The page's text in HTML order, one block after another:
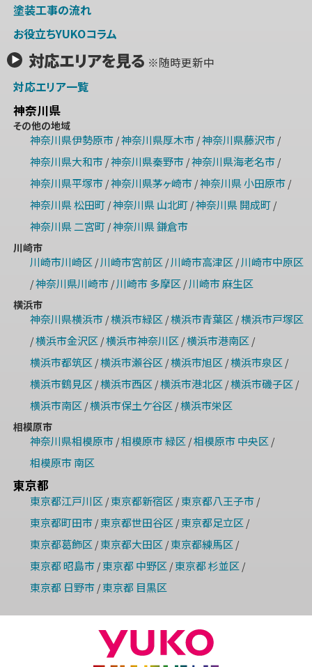
塗装工事の流れ
お役立ちYUKOコラム
対応エリアを見る ※随時更新中
対応エリア一覧
神奈川県
その他の地域
神奈川県伊勢原市/神奈川県厚木市/神奈川県藤沢市/
神奈川県大和市/神奈川県秦野市/神奈川県海老名市/
神奈川県平塚市/神奈川県茅ヶ崎市/神奈川県 小田原市/
神奈川県 松田町/神奈川県 山北町/神奈川県 開成町/
神奈川県 二宮町/神奈川県 鎌倉市
川崎市
川崎市川崎区 / 川崎市宮前区 / 川崎市高津区 / 川崎市中原区
/神奈川県川崎市/ 川崎市 多摩区 / 川崎市 麻生区
横浜市
神奈川県横浜市/横浜市緑区 /横浜市青葉区 /横浜市戸塚区
/横浜市金沢区 /横浜市神奈川区 /横浜市港南区 /
横浜市都筑区 /横浜市瀬谷区 /横浜市旭区 /横浜市泉区 /
横浜市鶴見区 /横浜市西区 /横浜市港北区 /横浜市磯子区 /
横浜市南区 /横浜市保土ケ谷区 /横浜市栄区
相模原市
神奈川県相模原市/相模原市 緑区 /相模原市 中央区 /
相模原市 南区
東京都
東京都江戸川区 / 東京都新宿区 / 東京都八王子市/
東京都町田市/ 東京都世田谷区 / 東京都足立区 /
東京都葛飾区 / 東京都大田区 / 東京都練馬区 /
東京都 昭島市/ 東京都 中野区 / 東京都 杉並区 /
東京都 日野市/ 東京都 目黒区